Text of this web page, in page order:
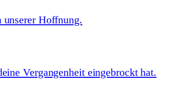
unserer Hoffnung.
Vergangenheit eingebrockt hat.